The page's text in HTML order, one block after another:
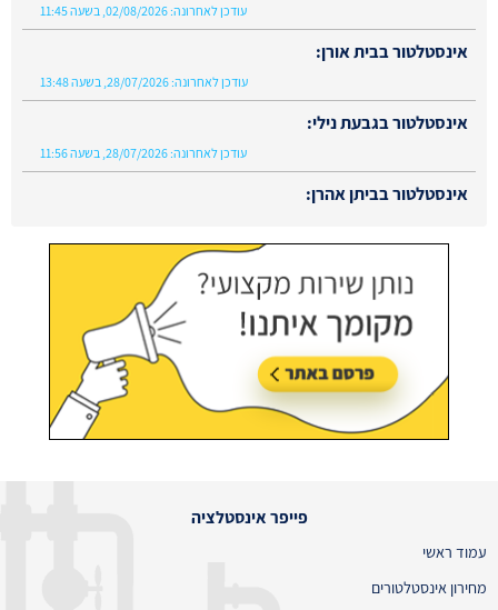
עודכן לאחרונה: 02/08/2026, בשעה 11:45
אינסטלטור בבית אורן:
עודכן לאחרונה: 28/07/2026, בשעה 13:48
אינסטלטור בגבעת נילי:
עודכן לאחרונה: 28/07/2026, בשעה 11:56
אינסטלטור בביתן אהרן:
פייפר אינסטלציה
עמוד ראשי
מחירון אינסטלטורים